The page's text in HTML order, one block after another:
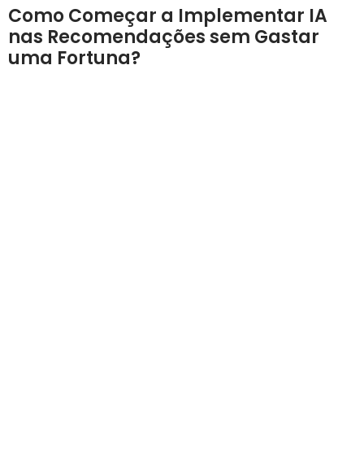
Como Começar a Implementar IA
nas Recomendações sem Gastar
uma Fortuna?